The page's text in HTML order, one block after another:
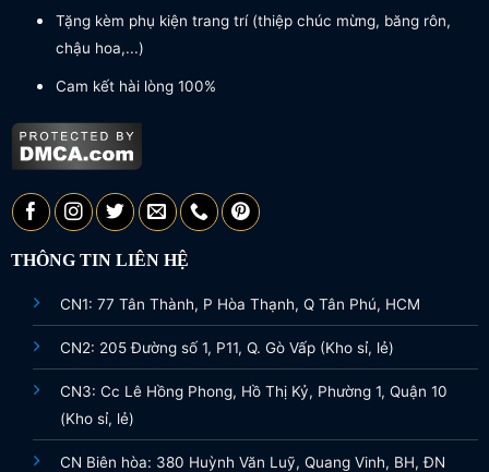
Tặng kèm phụ kiện trang trí (thiệp chúc mừng, băng rôn,
chậu hoa,...)
Cam kết hài lòng 100%
THÔNG TIN LIÊN HỆ
CN1: 77 Tân Thành, P Hòa Thạnh, Q Tân Phú, HCM
CN2: 205 Đường số 1, P11, Q. Gò Vấp (Kho sỉ, lẻ)
CN3: Cc Lê Hồng Phong, Hồ Thị Kỷ, Phường 1, Quận 10
(Kho sỉ, lẻ)
CN Biên hòa: 380 Huỳnh Văn Luỹ, Quang Vinh, BH, ĐN